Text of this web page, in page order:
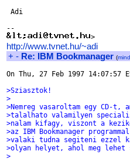
Adi
http://www.tvnet.hu/~adi
+ - Re: IBM Bookmanager (mind
On Thu, 27 Feb 1997 14:07:57
>Sziasztok!
>
>Nemreg vasaroltam egy CD-t,
>talalhato valamilyen
>nalam kifagy, viszont a
>az IBM Bookmanager
>valaki tudna segiteni ezzel
>olyan helyet, ahol meg
>